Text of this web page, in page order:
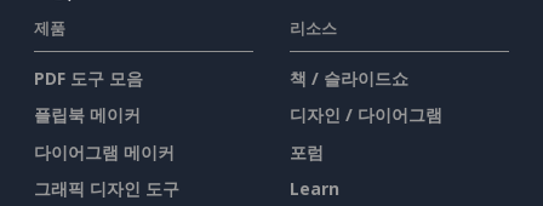
제품
PDF 도구 모음
플립북 메이커
다이어그램 메이커
그래픽 디자인 도구
리소스
책 / 슬라이드쇼
디자인 / 다이어그램
포럼
Learn